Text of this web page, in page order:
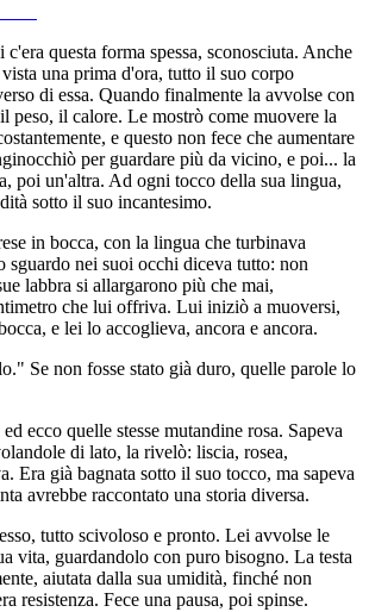
questa forma spessa, sconosciuta. Anche
una prima d'ora, tutto il suo corpo
di essa. Quando finalmente la avvolse con
peso, il calore. Le mostrò come muovere la
e questo non fece che aumentare
per guardare più da vicino, e poi... la
poi un'altra. Ad ogni tocco della sua lingua,
sotto il suo incantesimo.
in bocca, con la lingua che turbinava
sguardo nei suoi occhi diceva tutto: non
labbra si allargarono più che mai,
che lui offriva. Lui iniziò a muoversi,
e lei lo accoglieva, ancora e ancora.
Se non fosse stato già duro, quelle parole lo
ecco quelle stesse mutandine rosa. Sapeva
di lato, la rivelò: liscia, rosea,
Era già bagnata sotto il suo tocco, ma sapeva
avrebbe raccontato una storia diversa.
tutto scivoloso e pronto. Lei avvolse le
vita, guardandolo con puro bisogno. La testa
aiutata dalla sua umidità, finché non
resistenza. Fece una pausa, poi spinse.